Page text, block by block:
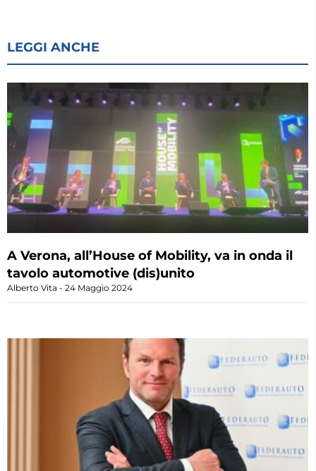
LEGGI ANCHE
A Verona, all’House of Mobility, va in onda il
tavolo automotive (dis)unito
Alberto Vita 24 Maggio 2024